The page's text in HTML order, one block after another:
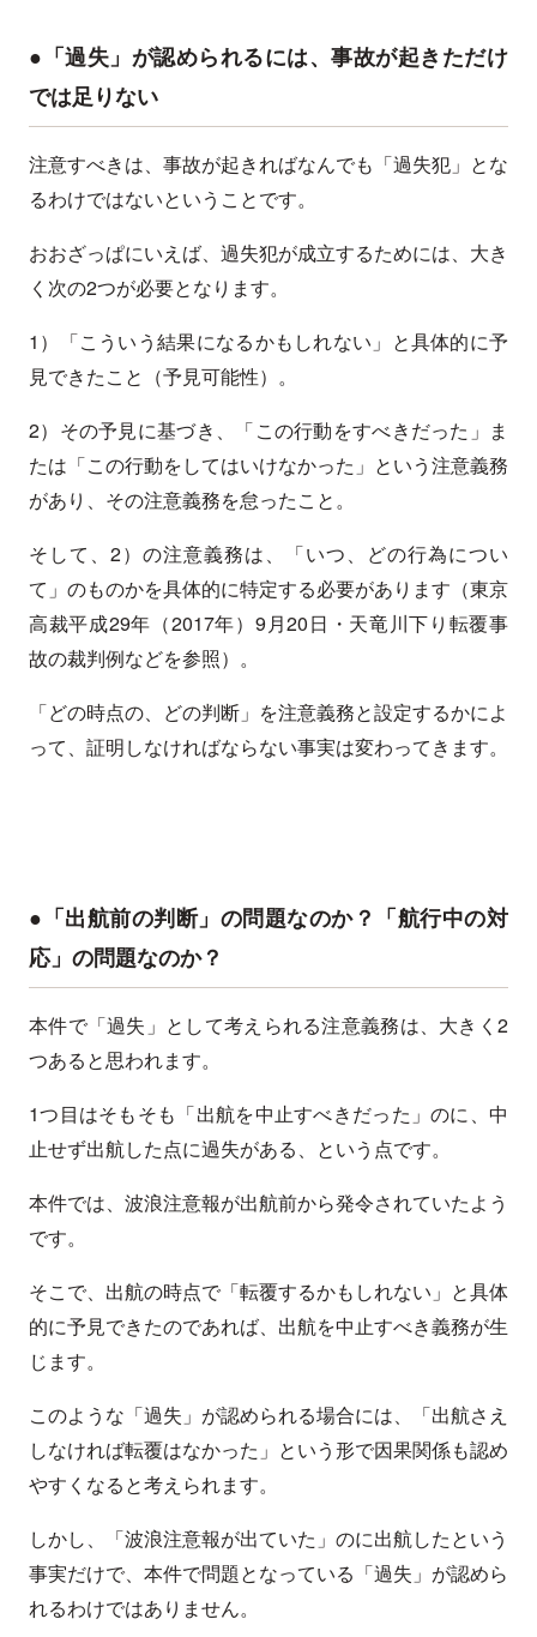
●「過失」が認められるには、事故が起きただけ
では足りない
注意すべきは、事故が起きればなんでも「過失犯」とな
るわけではないということです。
おおざっぱにいえば、過失犯が成立するためには、大き
く次の2つが必要となります。
1）「こういう結果になるかもしれない」と具体的に予
見できたこと（予見可能性）。
2）その予見に基づき、「この行動をすべきだった」ま
たは「この行動をしてはいけなかった」という注意義務
があり、その注意義務を怠ったこと。
そして、2）の注意義務は、「いつ、どの行為につい
て」のものかを具体的に特定する必要があります（東京
高裁平成29年（2017年）9月20日・天竜川下り転覆事
故の裁判例などを参照）。
「どの時点の、どの判断」を注意義務と設定するかによ
って、証明しなければならない事実は変わってきます。
●「出航前の判断」の問題なのか？「航行中の対
応」の問題なのか？
本件で「過失」として考えられる注意義務は、大きく2
つあると思われます。
1つ目はそもそも「出航を中止すべきだった」のに、中
止せず出航した点に過失がある、という点です。
本件では、波浪注意報が出航前から発令されていたよう
です。
そこで、出航の時点で「転覆するかもしれない」と具体
的に予見できたのであれば、出航を中止すべき義務が生
じます。
このような「過失」が認められる場合には、「出航さえ
しなければ転覆はなかった」という形で因果関係も認め
やすくなると考えられます。
しかし、「波浪注意報が出ていた」のに出航したという
事実だけで、本件で問題となっている「過失」が認めら
れるわけではありません。